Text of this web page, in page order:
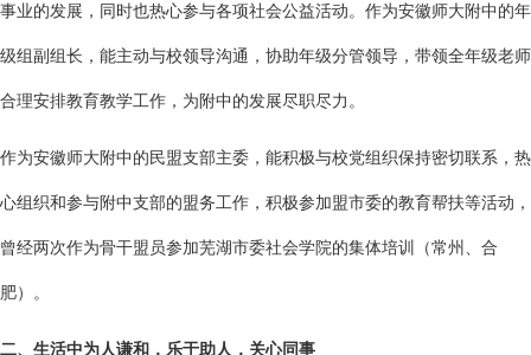
事业的发展，同时也热心参与各项社会公益活动。作为安徽师大附中的年
级组副组长，能主动与校领导沟通，协助年级分管领导，带领全年级老师
合理安排教育教学工作，为附中的发展尽职尽力。
作为安徽师大附中的民盟支部主委，能积极与校党组织保持密切联系，热
心组织和参与附中支部的盟务工作，积极参加盟市委的教育帮扶等活动，
曾经两次作为骨干盟员参加芜湖市委社会学院的集体培训（常州、合
肥）。
二、生活中为人谦和，乐于助人，关心同事